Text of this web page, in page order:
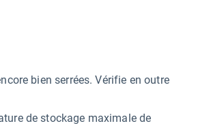
bien serrées. Vérifie en outre
de stockage maximale de